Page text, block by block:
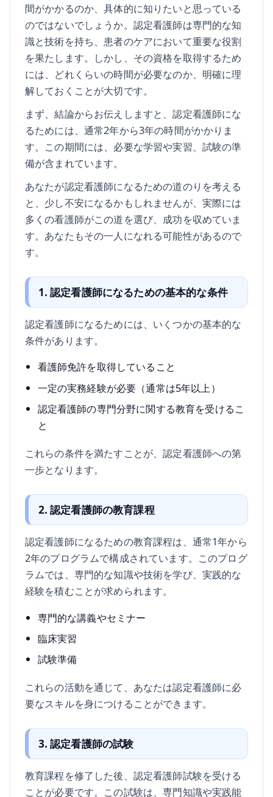
間がかかるのか、具体的に知りたいと思っている
のではないでしょうか。認定看護師は専門的な知
識と技術を持ち、患者のケアにおいて重要な役割
を果たします。しかし、その資格を取得するため
には、どれくらいの時間が必要なのか、明確に理
解しておくことが大切です。
まず、結論からお伝えしますと、認定看護師にな
るためには、通常2年から3年の時間がかかりま
す。この期間には、必要な学習や実習、試験の準
備が含まれています。
あなたが認定看護師になるための道のりを考える
と、少し不安になるかもしれませんが、実際には
多くの看護師がこの道を選び、成功を収めていま
す。あなたもその一人になれる可能性があるので
す。
1. 認定看護師になるための基本的な条件
認定看護師になるためには、いくつかの基本的な
条件があります。
看護師免許を取得していること
一定の実務経験が必要（通常は5年以上）
認定看護師の専門分野に関する教育を受けるこ
と
これらの条件を満たすことが、認定看護師への第
一歩となります。
2. 認定看護師の教育課程
認定看護師になるための教育課程は、通常1年から
2年のプログラムで構成されています。このプログ
ラムでは、専門的な知識や技術を学び、実践的な
経験を積むことが求められます。
専門的な講義やセミナー
臨床実習
試験準備
これらの活動を通じて、あなたは認定看護師に必
要なスキルを身につけることができます。
3. 認定看護師の試験
教育課程を修了した後、認定看護師試験を受ける
ことが必要です。この試験は、専門知識や実践能